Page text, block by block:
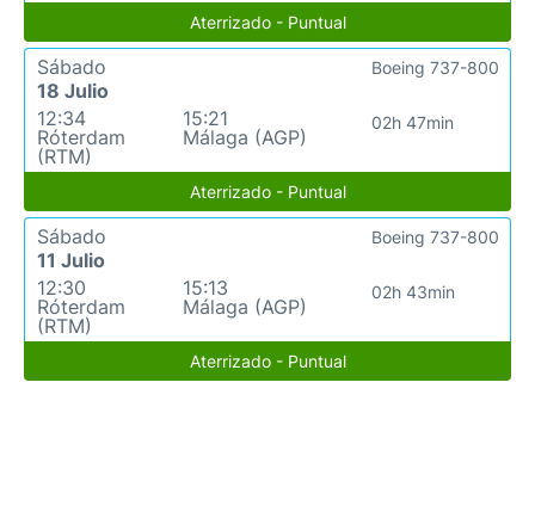
Aterrizado - Puntual
Sábado
18 Julio
12:34
Róterdam
(RTM)
15:21
Málaga (AGP)
02h 47min
Boeing 737-800
Aterrizado - Puntual
Sábado
11 Julio
12:30
Róterdam
(RTM)
15:13
Málaga (AGP)
02h 43min
Boeing 737-800
Aterrizado - Puntual